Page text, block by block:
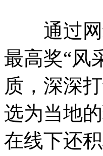
通过网
最高奖“风
质，深深
选为当地
在线下还